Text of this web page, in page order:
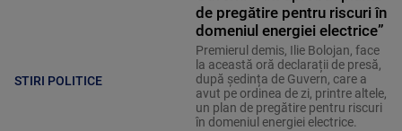
STIRI POLITICE
de pregătire pentru riscuri în
domeniul energiei electrice”
Premierul demis, Ilie Bolojan, face
la această oră declarații de presă,
după ședința de Guvern, care a
avut pe ordinea de zi, printre altele,
un plan de pregătire pentru riscuri
în domeniul energiei electrice.